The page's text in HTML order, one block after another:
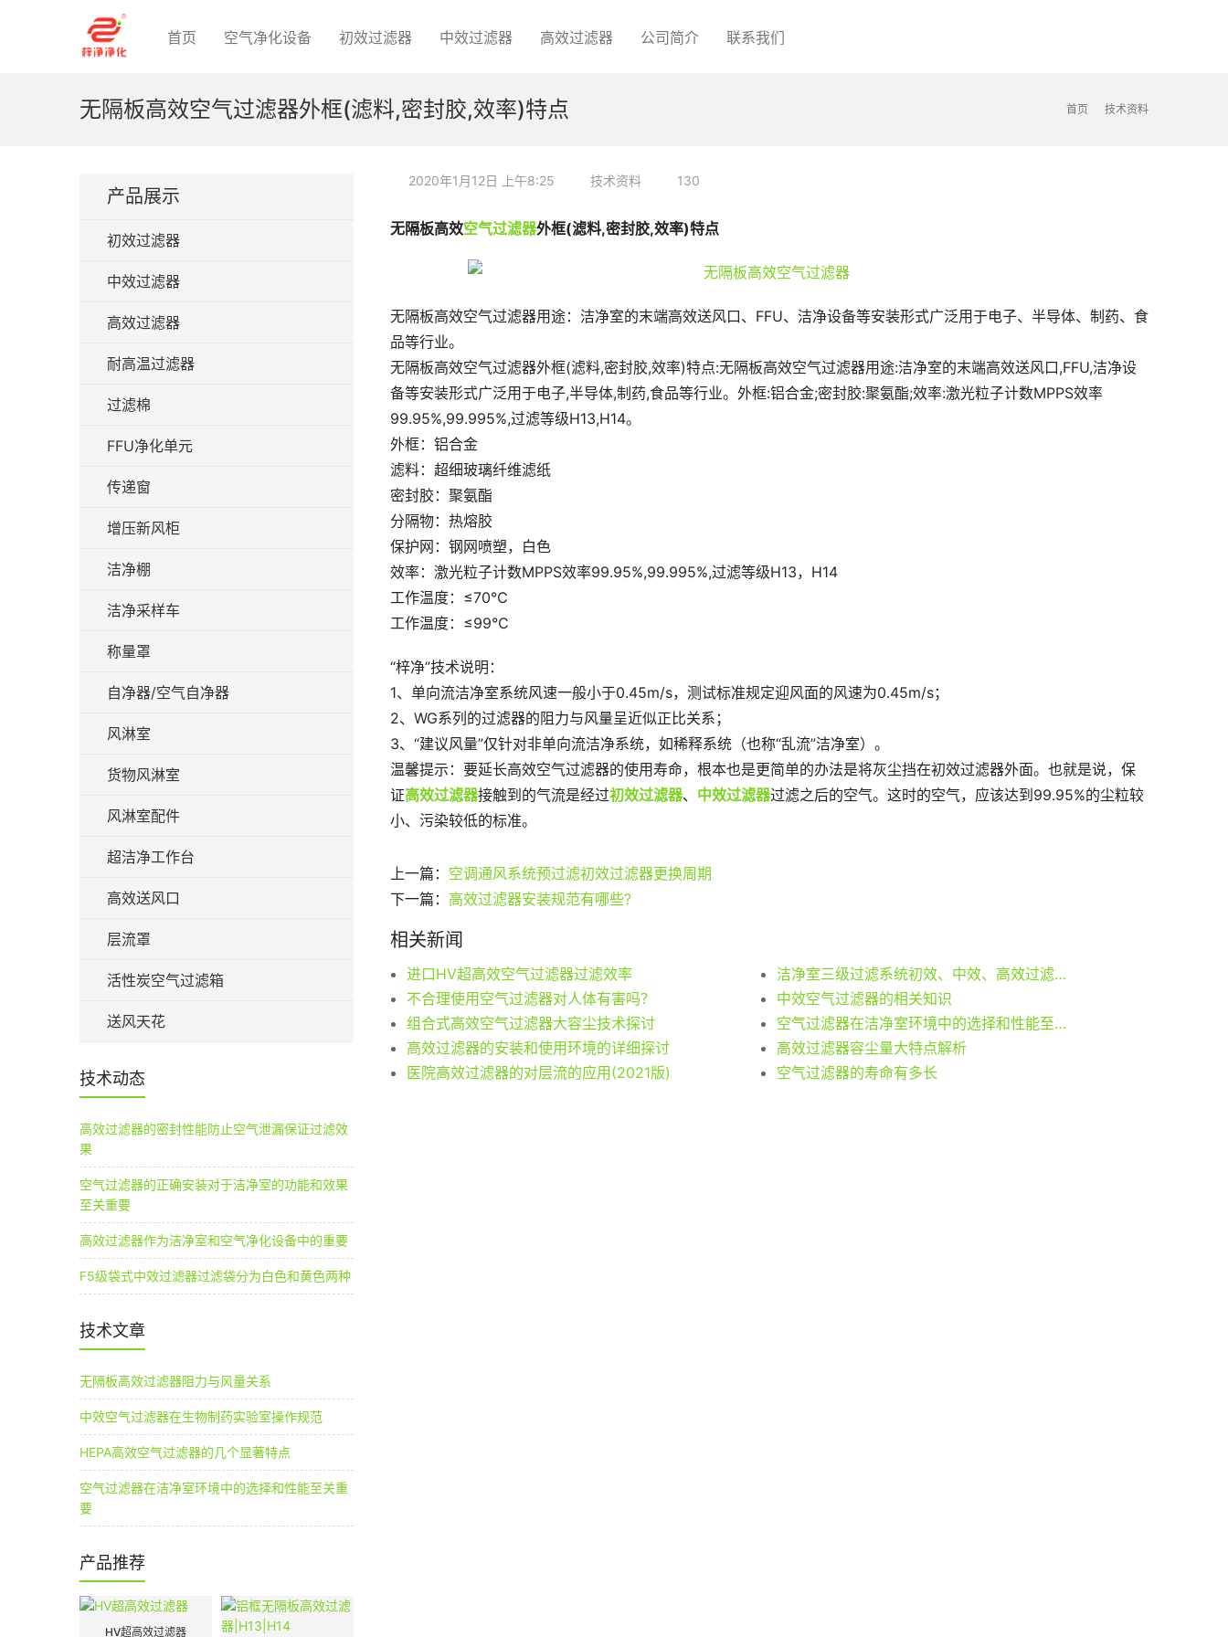
首页 空气净化设备 初效过滤器 中效过滤器 高效过滤器 公司简介 联系我们
首页 技术资料
无隔板高效空气过滤器外框(滤料,密封胶,效率)特点
2020年1月12日 上午8:25 技术资料 130
无隔板高效空气过滤器外框(滤料,密封胶,效率)特点
无隔板高效空气过滤器用途：洁净室的末端高效送风口、FFU、洁净设备等安装形式广泛用于电子、半导体、制药、食
品等行业。
无隔板高效空气过滤器外框(滤料,密封胶,效率)特点:无隔板高效空气过滤器用途:洁净室的末端高效送风口,FFU,洁净设
备等安装形式广泛用于电子,半导体,制药,食品等行业。外框:铝合金;密封胶:聚氨酯;效率:激光粒子计数MPPS效率
99.95%,99.995%,过滤等级H13,H14。
外框：铝合金
滤料：超细玻璃纤维滤纸
密封胶：聚氨酯
分隔物：热熔胶
保护网：钢网喷塑，白色
效率：激光粒子计数MPPS效率99.95%,99.995%,过滤等级H13，H14
工作温度：≤70℃
工作温度：≤99℃
“梓净”技术说明：
1、单向流洁净室系统风速一般小于0.45m/s，测试标准规定迎风面的风速为0.45m/s；
2、WG系列的过滤器的阻力与风量呈近似正比关系；
3、“建议风量”仅针对非单向流洁净系统，如稀释系统（也称“乱流”洁净室）。
温馨提示：要延长高效空气过滤器的使用寿命，根本也是更简单的办法是将灰尘挡在初效过滤器外面。也就是说，保
证高效过滤器接触到的气流是经过初效过滤器、 中效过滤器过滤之后的空气。这时的空气，应该达到99.95%的尘粒较
小、污染较低的标准。
上一篇： 空调通风系统预过滤初效过滤器更换周期
下一篇： 高效过滤器安装规范有哪些?
相关新闻
进口HV超高效空气过滤器过滤效率
洁净室三级过滤系统初效、中效、高效过滤器计算步骤
不合理使用空气过滤器对人体有害吗？
中效空气过滤器的相关知识
组合式高效空气过滤器大容尘技术探讨
空气过滤器在洁净室环境中的选择和性能至关重要
高效过滤器的安装和使用环境的详细探讨
高效过滤器容尘量大特点解析
医院高效过滤器的对层流的应用(2021版)
空气过滤器的寿命有多长
产品展示
初效过滤器
中效过滤器
高效过滤器
耐高温过滤器
过滤棉
FFU净化单元
传递窗
增压新风柜
洁净棚
洁净采样车
称量罩
自净器/空气自净器
风淋室
货物风淋室
风淋室配件
超洁净工作台
高效送风口
层流罩
活性炭空气过滤箱
送风天花
技术动态
高效过滤器的密封性能防止空气泄漏保证过滤效
果
空气过滤器的正确安装对于洁净室的功能和效果
至关重要
高效过滤器作为洁净室和空气净化设备中的重要
F5级袋式中效过滤器过滤袋分为白色和黄色两种
技术文章
无隔板高效过滤器阻力与风量关系
中效空气过滤器在生物制药实验室操作规范
HEPA高效空气过滤器的几个显著特点
空气过滤器在洁净室环境中的选择和性能至关重
要
产品推荐
HV超高效过滤器